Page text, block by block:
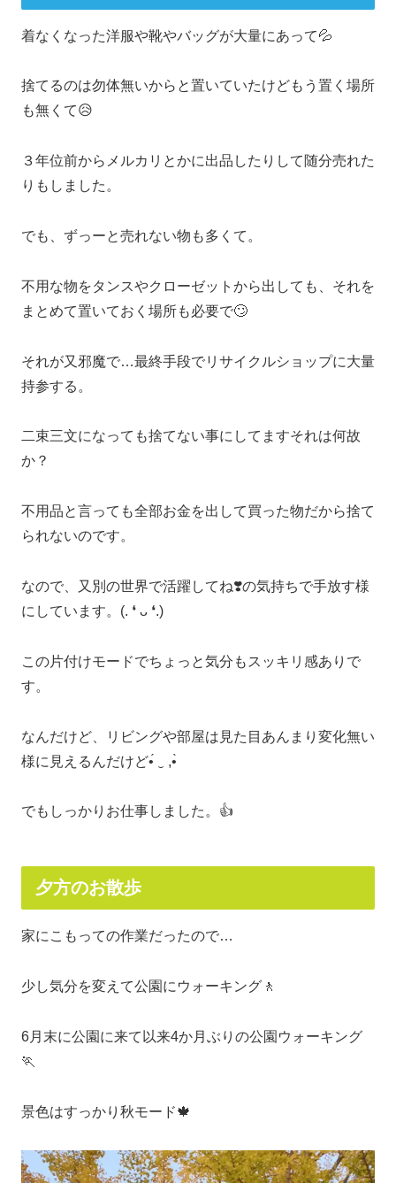
着なくなった洋服や靴やバッグが大量にあって💦
捨てるのは勿体無いからと置いていたけどもう置く場所
も無くて😥
３年位前からメルカリとかに出品したりして随分売れた
りもしました。
でも、ずっーと売れない物も多くて。
不用な物をタンスやクローゼットから出しても、それを
まとめて置いておく場所も必要で🙄
それが又邪魔で…最終手段でリサイクルショップに大量
持参する。
二束三文になっても捨てない事にしてますそれは何故
か？
不用品と言っても全部お金を出して買った物だから捨て
られないのです。
なので、又別の世界で活躍してね❣️の気持ちで手放す様
にしています。(. ❛ ᴗ ❛.)
この片付けモードでちょっと気分もスッキリ感ありで
す。
なんだけど、リビングや部屋は見た目あんまり変化無い
様に見えるんだけど•́ ‿ ,•̀
でもしっかりお仕事しました。👍
夕方のお散歩
家にこもっての作業だったので…
少し気分を変えて公園にウォーキング🚶
6月末に公園に来て以来4か月ぶりの公園ウォーキング
🏃
景色はすっかり秋モード🍁